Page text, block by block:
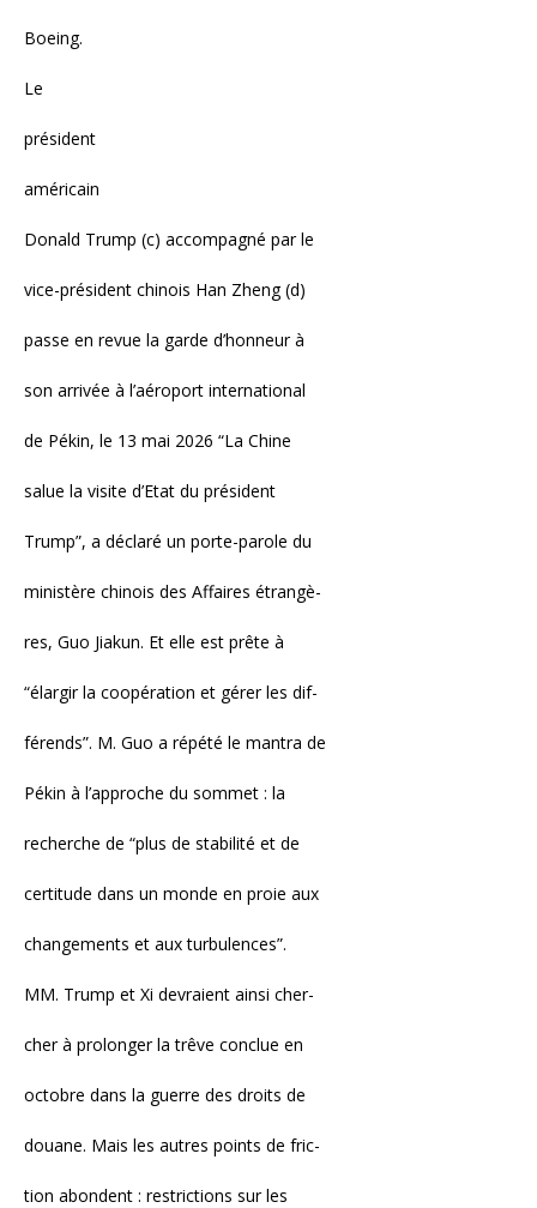
Boeing.
Le
président
américain
Donald Trump (c) accompagné par le
vice-président chinois Han Zheng (d)
passe en revue la garde d’honneur à
son arrivée à l’aéroport international
de Pékin, le 13 mai 2026 “La Chine
salue la visite d’Etat du président
Trump”, a déclaré un porte-parole du
ministère chinois des Affaires étrangè-
res, Guo Jiakun. Et elle est prête à
“élargir la coopération et gérer les dif-
férends”. M. Guo a répété le mantra de
Pékin à l’approche du sommet : la
recherche de “plus de stabilité et de
certitude dans un monde en proie aux
changements et aux turbulences”.
MM. Trump et Xi devraient ainsi cher-
cher à prolonger la trêve conclue en
octobre dans la guerre des droits de
douane. Mais les autres points de fric-
tion abondent : restrictions sur les